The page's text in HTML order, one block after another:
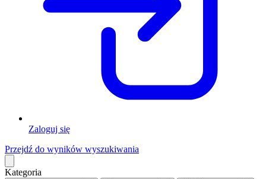
Zaloguj się
Przejdź do wyników wyszukiwania
Kategoria